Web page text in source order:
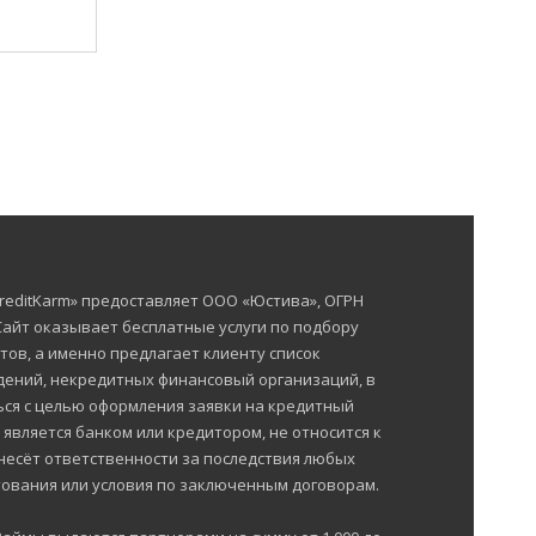
предоставляет ООО «Юстива», ОГРН
оказывает бесплатные услуги по подбору
а именно предлагает клиенту список
некредитных финансовый организаций, в
с целью оформления заявки на кредитный
банком или кредитором, не относится к
ответственности за последствия любых
или условия по заключенным договорам.